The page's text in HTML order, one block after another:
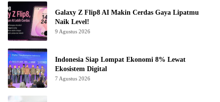
Galaxy Z Flip8 AI Makin Cerdas Gaya Lipatmu
Naik Level!
9 Agustus 2026
Indonesia Siap Lompat Ekonomi 8% Lewat
Ekosistem Digital
7 Agustus 2026